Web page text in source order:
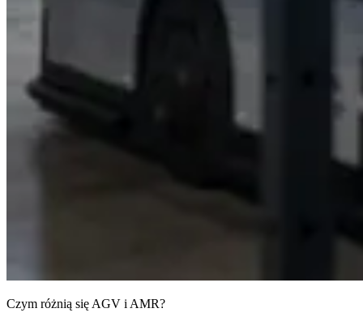
Czym różnią się AGV i AMR?